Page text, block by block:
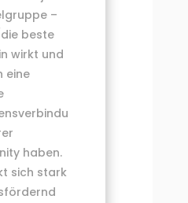
–
beste
wirkt und
eine
haben.
sich stark